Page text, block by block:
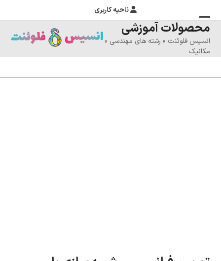
ناحیه کاربری
منوی
موبایل
را
تغییر
بستن
منوی
موبایل
محصولات آموزشی
انسیس فلوئنت » رشته های مهندسی »
مکانیک